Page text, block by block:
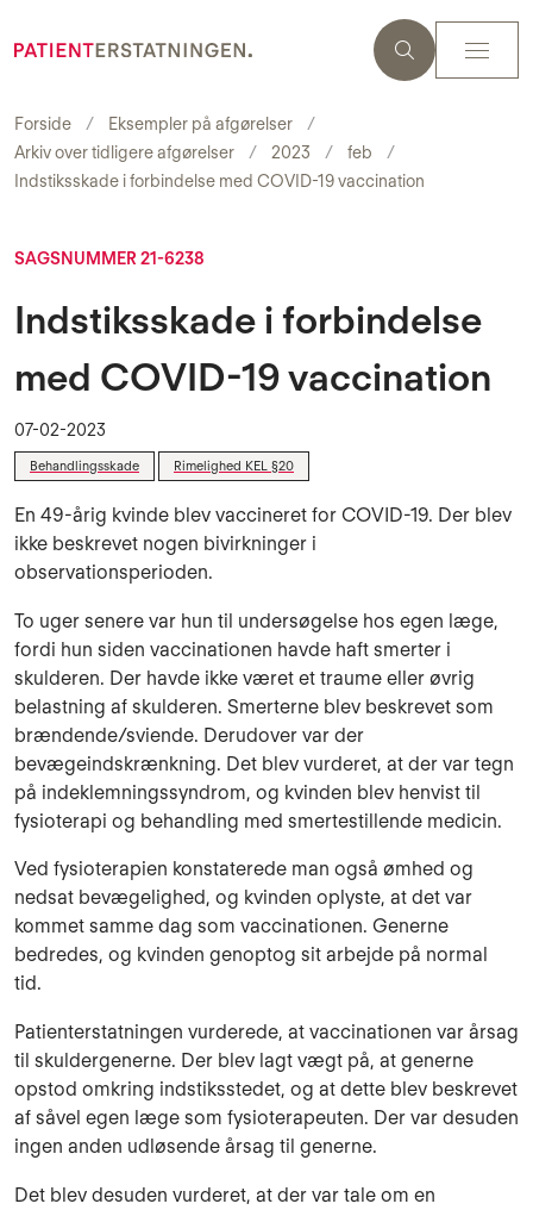
Forside
Eksempler på afgørelser
Arkiv over tidligere afgørelser
2023
feb
Indstiksskade i forbindelse med COVID-19 vaccination
SAGSNUMMER 21-6238
Indstiksskade i forbindelse
med COVID-19 vaccination
07-02-2023
Behandlingsskade Rimelighed KEL §20
En 49-årig kvinde blev vaccineret for COVID-19. Der blev
ikke beskrevet nogen bivirkninger i
observationsperioden.
To uger senere var hun til undersøgelse hos egen læge,
fordi hun siden vaccinationen havde haft smerter i
skulderen. Der havde ikke været et traume eller øvrig
belastning af skulderen. Smerterne blev beskrevet som
brændende/sviende. Derudover var der
bevægeindskrænkning. Det blev vurderet, at der var tegn
på indeklemningssyndrom, og kvinden blev henvist til
fysioterapi og behandling med smertestillende medicin.
Ved fysioterapien konstaterede man også ømhed og
nedsat bevægelighed, og kvinden oplyste, at det var
kommet samme dag som vaccinationen. Generne
bedredes, og kvinden genoptog sit arbejde på normal
tid.
Patienterstatningen vurderede, at vaccinationen var årsag
til skuldergenerne. Der blev lagt vægt på, at generne
opstod omkring indstiksstedet, og at dette blev beskrevet
af såvel egen læge som fysioterapeuten. Der var desuden
ingen anden udløsende årsag til generne.
Det blev desuden vurderet, at der var tale om en